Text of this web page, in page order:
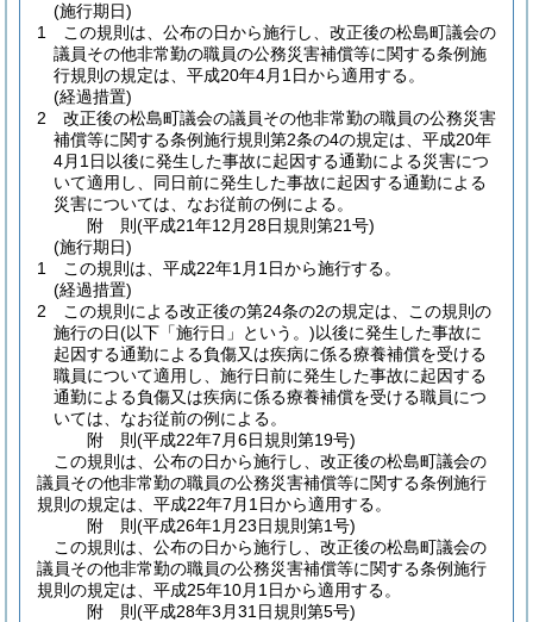
(施行期日)
1
この規則は、公布の日から施行し、改正後の松島町議会の
議員その他非常勤の職員の公務災害補償等に関する条例施
行規則の規定は、平成20年4月1日から適用する。
(経過措置)
2
改正後の松島町議会の議員その他非常勤の職員の公務災害
補償等に関する条例施行規則第2条の4の規定は、平成20年
4月1日以後に発生した事故に起因する通勤による災害につ
いて適用し、同日前に発生した事故に起因する通勤による
災害については、なお従前の例による。
附 則(平成21年12月28日規則第21号)
(施行期日)
1
この規則は、平成22年1月1日から施行する。
(経過措置)
2
この規則による改正後の第24条の2の規定は、この規則の
施行の日(以下「施行日」という。)以後に発生した事故に
起因する通勤による負傷又は疾病に係る療養補償を受ける
職員について適用し、施行日前に発生した事故に起因する
通勤による負傷又は疾病に係る療養補償を受ける職員につ
いては、なお従前の例による。
附 則(平成22年7月6日規則第19号)
この規則は、公布の日から施行し、改正後の松島町議会の
議員その他非常勤の職員の公務災害補償等に関する条例施行
規則の規定は、平成22年7月1日から適用する。
附 則(平成26年1月23日規則第1号)
この規則は、公布の日から施行し、改正後の松島町議会の
議員その他非常勤の職員の公務災害補償等に関する条例施行
規則の規定は、平成25年10月1日から適用する。
附 則(平成28年3月31日規則第5号)